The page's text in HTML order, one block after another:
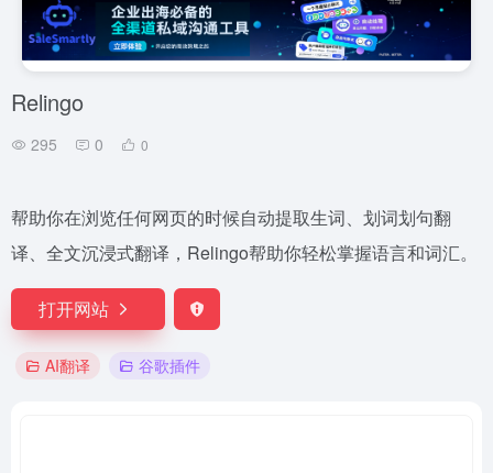
Relingo
295 0 0
帮助你在浏览任何网页的时候自动提取生词、划词划句翻
译、全文沉浸式翻译，Relingo帮助你轻松掌握语言和词汇。
打开网站
AI翻译 谷歌插件